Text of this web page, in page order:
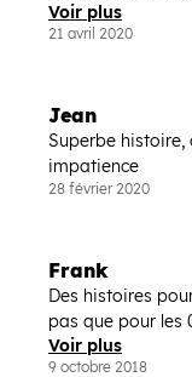
Voir plus
21 avril 2020
Jean
Superbe
impatience
28 février 2020
Frank
Des histoires
pas que pour les
Voir plus
9 octobre 2018